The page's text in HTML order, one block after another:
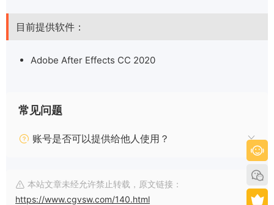
目前提供软件：
Adobe After Effects CC 2020
常见问题
账号是否可以提供给他人使用？
本站文章未经允许禁止转载，原文链接：
https://www.cgvsw.com/140.html